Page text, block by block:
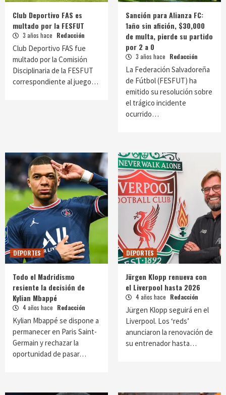
Club Deportivo FAS es
multado por la FESFUT
3 años hace Redacción
Club Deportivo FAS fue
multado por la Comisión
Disciplinaria de la FESFUT
correspondiente al juego…
Sanción para Alianza FC:
1año sin afición, $30,000
de multa, pierde su partido
por 2 a 0
3 años hace Redacción
La Federación Salvadoreña
de Fútbol (FESFUT) ha
emitido su resolución sobre
el trágico incidente
ocurrido…
DEPORTES
Todo el Madridismo
resiente la decisión de
Kylian Mbappé
4 años hace Redacción
Kylian Mbappé se dispone a
permanecer en Paris Saint-
Germain y rechazar la
oportunidad de pasar…
DEPORTES
Jürgen Klopp renueva con
el Liverpool hasta 2026
4 años hace Redacción
Jürgen Klopp seguirá en el
Liverpool. Los ‘reds’
anunciaron la renovación de
su entrenador hasta…